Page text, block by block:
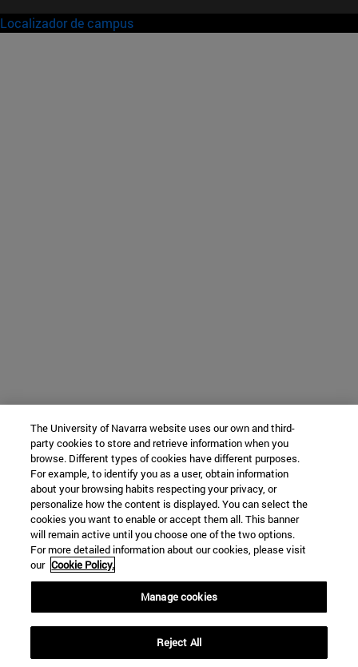
Localizador de campus
The University of Navarra website uses our own and third-
party cookies to store and retrieve information when you
browse. Different types of cookies have different purposes.
For example, to identify you as a user, obtain information
about your browsing habits respecting your privacy, or
personalize how the content is displayed. You can select the
cookies you want to enable or accept them all. This banner
will remain active until you choose one of the two options.
For more detailed information about our cookies, please visit
our Cookie Policy.
Manage cookies
Reject All